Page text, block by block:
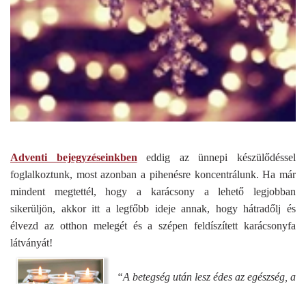
Adventi bejegyzéseinkben eddig az ünnepi készülődéssel
foglalkoztunk, most azonban a pihenésre koncentrálunk. Ha már
mindent megtettél, hogy a karácsony a lehető legjobban
sikerüljön, akkor itt a legfőbb ideje annak, hogy hátradőlj és
élvezd az otthon melegét és a szépen feldíszített karácsonyfa
látványát!
“A betegség után lesz édes az egészség, a